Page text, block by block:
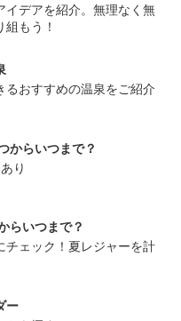
イデアを紹介。無理なく無
もう！
おすすめの温泉をご紹介
からいつまで？
り
らいつまで？
チェック！夏レジャーを計
ー